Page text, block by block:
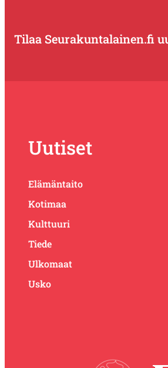
Tilaa Seurakuntalainen.fi
Uutiset
Elämäntaito
Kotimaa
Kulttuuri
Tiede
Ulkomaat
Usko